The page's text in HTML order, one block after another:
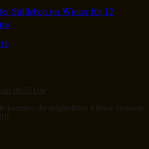
Stillleben im Winter für 12
08:55 Uhr
kommen die originellsten Effekte zustande